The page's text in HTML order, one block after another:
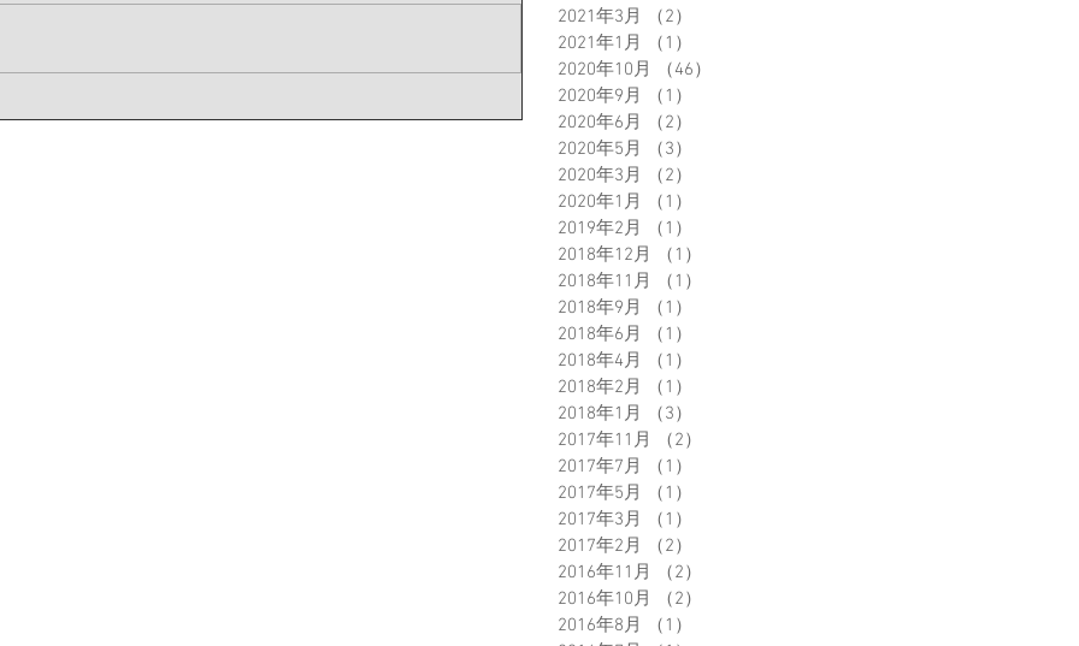
2021年3月
（2）
2021年1月
（1）
2020年10月
（46）
2020年9月
（1）
2020年6月
（2）
2020年5月
（3）
2020年3月
（2）
2020年1月
（1）
2019年2月
（1）
2018年12月
（1）
2018年11月
（1）
2018年9月
（1）
2018年6月
（1）
2018年4月
（1）
2018年2月
（1）
2018年1月
（3）
2017年11月
（2）
2017年7月
（1）
2017年5月
（1）
2017年3月
（1）
2017年2月
（2）
2016年11月
（2）
2016年10月
（2）
2016年8月
（1）